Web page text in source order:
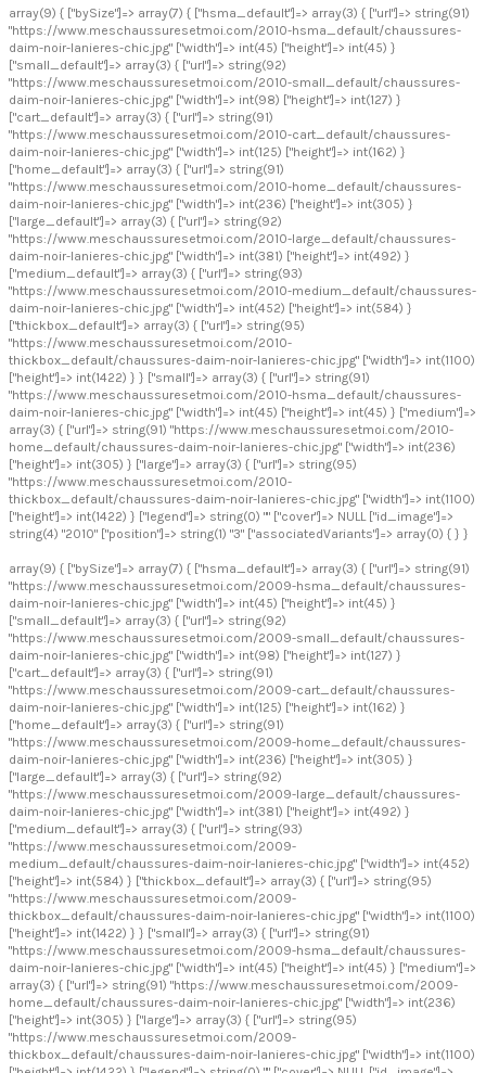
array(9) { ["bySize"]=> array(7) { ["hsma_default"]=> array(3) { ["url"]=> string(91)
"https://www.meschaussuresetmoi.com/2010-hsma_default/chaussures-
daim-noir-lanieres-chic.jpg" ["width"]=> int(45) ["height"]=> int(45) }
["small_default"]=> array(3) { ["url"]=> string(92)
"https://www.meschaussuresetmoi.com/2010-small_default/chaussures-
daim-noir-lanieres-chic.jpg" ["width"]=> int(98) ["height"]=> int(127) }
["cart_default"]=> array(3) { ["url"]=> string(91)
"https://www.meschaussuresetmoi.com/2010-cart_default/chaussures-
daim-noir-lanieres-chic.jpg" ["width"]=> int(125) ["height"]=> int(162) }
["home_default"]=> array(3) { ["url"]=> string(91)
"https://www.meschaussuresetmoi.com/2010-home_default/chaussures-
daim-noir-lanieres-chic.jpg" ["width"]=> int(236) ["height"]=> int(305) }
["large_default"]=> array(3) { ["url"]=> string(92)
"https://www.meschaussuresetmoi.com/2010-large_default/chaussures-
daim-noir-lanieres-chic.jpg" ["width"]=> int(381) ["height"]=> int(492) }
["medium_default"]=> array(3) { ["url"]=> string(93)
"https://www.meschaussuresetmoi.com/2010-medium_default/chaussures-
daim-noir-lanieres-chic.jpg" ["width"]=> int(452) ["height"]=> int(584) }
["thickbox_default"]=> array(3) { ["url"]=> string(95)
"https://www.meschaussuresetmoi.com/2010-
thickbox_default/chaussures-daim-noir-lanieres-chic.jpg" ["width"]=> int(1100)
["height"]=> int(1422) } } ["small"]=> array(3) { ["url"]=> string(91)
"https://www.meschaussuresetmoi.com/2010-hsma_default/chaussures-
daim-noir-lanieres-chic.jpg" ["width"]=> int(45) ["height"]=> int(45) } ["medium"]=>
array(3) { ["url"]=> string(91) "https://www.meschaussuresetmoi.com/2010-
home_default/chaussures-daim-noir-lanieres-chic.jpg" ["width"]=> int(236)
["height"]=> int(305) } ["large"]=> array(3) { ["url"]=> string(95)
"https://www.meschaussuresetmoi.com/2010-
thickbox_default/chaussures-daim-noir-lanieres-chic.jpg" ["width"]=> int(1100)
["height"]=> int(1422) } ["legend"]=> string(0) "" ["cover"]=> NULL ["id_image"]=>
string(4) "2010" ["position"]=> string(1) "3" ["associatedVariants"]=> array(0) { } }
array(9) { ["bySize"]=> array(7) { ["hsma_default"]=> array(3) { ["url"]=> string(91)
"https://www.meschaussuresetmoi.com/2009-hsma_default/chaussures-
daim-noir-lanieres-chic.jpg" ["width"]=> int(45) ["height"]=> int(45) }
["small_default"]=> array(3) { ["url"]=> string(92)
"https://www.meschaussuresetmoi.com/2009-small_default/chaussures-
daim-noir-lanieres-chic.jpg" ["width"]=> int(98) ["height"]=> int(127) }
["cart_default"]=> array(3) { ["url"]=> string(91)
"https://www.meschaussuresetmoi.com/2009-cart_default/chaussures-
daim-noir-lanieres-chic.jpg" ["width"]=> int(125) ["height"]=> int(162) }
["home_default"]=> array(3) { ["url"]=> string(91)
"https://www.meschaussuresetmoi.com/2009-home_default/chaussures-
daim-noir-lanieres-chic.jpg" ["width"]=> int(236) ["height"]=> int(305) }
["large_default"]=> array(3) { ["url"]=> string(92)
"https://www.meschaussuresetmoi.com/2009-large_default/chaussures-
daim-noir-lanieres-chic.jpg" ["width"]=> int(381) ["height"]=> int(492) }
["medium_default"]=> array(3) { ["url"]=> string(93)
"https://www.meschaussuresetmoi.com/2009-
medium_default/chaussures-daim-noir-lanieres-chic.jpg" ["width"]=> int(452)
["height"]=> int(584) } ["thickbox_default"]=> array(3) { ["url"]=> string(95)
"https://www.meschaussuresetmoi.com/2009-
thickbox_default/chaussures-daim-noir-lanieres-chic.jpg" ["width"]=> int(1100)
["height"]=> int(1422) } } ["small"]=> array(3) { ["url"]=> string(91)
"https://www.meschaussuresetmoi.com/2009-hsma_default/chaussures-
daim-noir-lanieres-chic.jpg" ["width"]=> int(45) ["height"]=> int(45) } ["medium"]=>
array(3) { ["url"]=> string(91) "https://www.meschaussuresetmoi.com/2009-
home_default/chaussures-daim-noir-lanieres-chic.jpg" ["width"]=> int(236)
["height"]=> int(305) } ["large"]=> array(3) { ["url"]=> string(95)
"https://www.meschaussuresetmoi.com/2009-
thickbox_default/chaussures-daim-noir-lanieres-chic.jpg" ["width"]=> int(1100)